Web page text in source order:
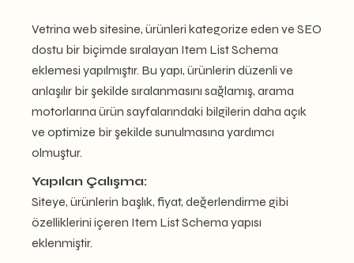
Vetrina web sitesine, ürünleri kategorize eden ve SEO
dostu bir biçimde sıralayan Item List Schema
eklemesi yapılmıştır. Bu yapı, ürünlerin düzenli ve
anlaşılır bir şekilde sıralanmasını sağlamış, arama
motorlarına ürün sayfalarındaki bilgilerin daha açık
ve optimize bir şekilde sunulmasına yardımcı
olmuştur.
Yapılan Çalışma:
Siteye, ürünlerin başlık, fiyat, değerlendirme gibi
özelliklerini içeren Item List Schema yapısı
eklenmiştir.